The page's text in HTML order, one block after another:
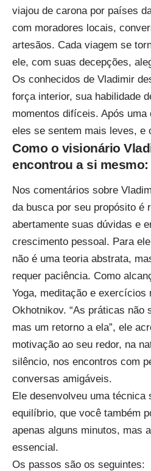
viajou de carona por países
com moradores locais,
artesãos. Cada viagem se
ele, com suas decepções,
Os conhecidos de Vladimir
força interior, sua habilidade
momentos difíceis. Após
eles se sentem mais leves, e
Como o visionário
encontrou a si
Nos comentários sobre
da busca por seu propósito é
abertamente suas dúvidas e
crescimento pessoal. Para
não é uma teoria abstrata,
requer paciência. Como
Yoga, meditação e exercícios
Okhotnikov. “As práticas não
mas um retorno a ela”, ele
motivação ao seu redor, na
silêncio, nos encontros com
conversas amigáveis.
Ele desenvolveu uma técnica
equilíbrio, que você também
apenas alguns minutos, mas
essencial.
Os passos são os seguintes: